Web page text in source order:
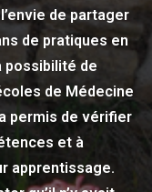
de partager
de pratiques en
possibilité de
de Médecine
permis de vérifier
et à
apprentissage.